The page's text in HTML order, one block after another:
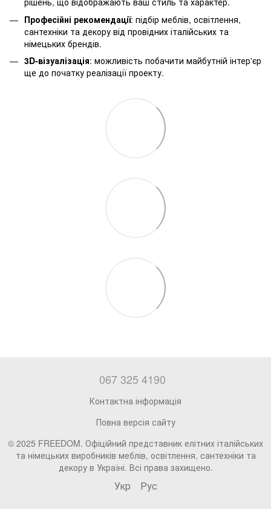
Професійні рекомендації: підбір меблів, освітлення,
сантехніки та декору від провідних італійських та
німецьких брендів.
3D-візуалізація: можливість побачити майбутній інтер'єр
ще до початку реалізації проекту.
067 325 4190
Контактна інформація
Повна версія сайту
© 2025 FREEDOM. Офіційний представник елітних італійських
та німецьких виробників меблів, освітлення, сантехніки та
декору в Україні. Всі права захищено.
Укр Рус